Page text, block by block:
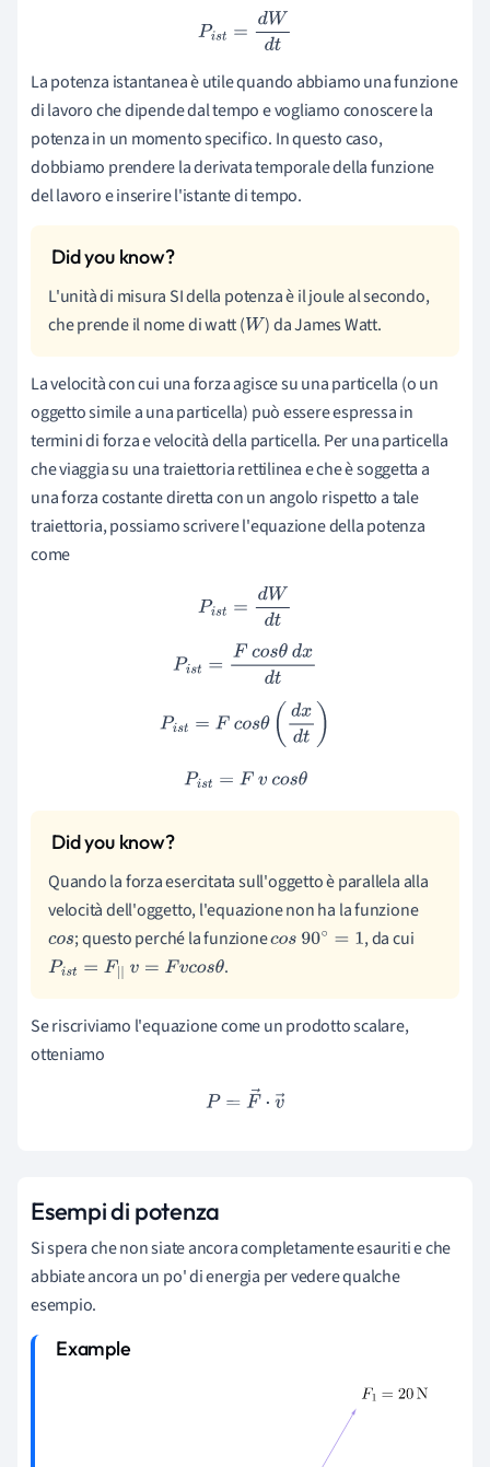
P s t=d Wdt
La potenza istantanea è utile quando abbiamo una funzione
di lavoro che dipende dal tempo e vogliamo conoscere la
potenza in un momento specifico. In questo caso,
dobbiamo prendere la derivata temporale della funzione
del lavoro e inserire l'istante di tempo.
L'unità di misura SI della potenza è il joule al secondo,
che prende il nome di watt (W ) da James Watt.
La velocità con cui una forza agisce su una particella (o un
oggetto simile a una particella) può essere espressa in
termini di forza e velocità della particella. Per una particella
che viaggia su una traiettoria rettilinea e che è soggetta a
una forza costante diretta con un angolo rispetto a tale
traiettoria, possiamo scrivere l'equazione della potenza
come
P s t=d Wdt
Pi st= Fcosθdxdt
ist =Fcosθ(dx dt)
P st= Fvco sθ
Quando la forza esercitata sull'oggetto è parallela alla
velocità dell'oggetto, l'equazione non ha la funzione
cos; questo perché la funzionecos90∘= 1
, da cui
Pist= F|| v=F vc osθ .
Se riscriviamo l'equazione come un prodotto scalare,
otteniamo
P =F →⋅v →
Esempi di potenza
Si spera che non siate ancora completamente esauriti e che
abbiate ancora un po' di energia per vedere qualche
esempio.